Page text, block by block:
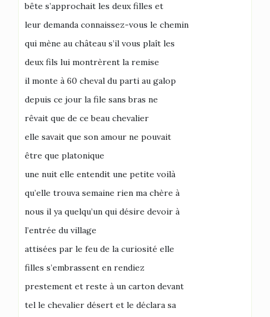
bête s’approchait les deux filles et
leur demanda connaissez-vous le chemin
qui mène au château s’il vous plaît les
deux fils lui montrèrent la remise
il monte à 60 cheval du parti au galop
depuis ce jour la file sans bras ne
rêvait que de ce beau chevalier
elle savait que son amour ne pouvait
être que platonique
une nuit elle entendit une petite voilà
qu’elle trouva semaine rien ma chère à
nous il ya quelqu’un qui désire devoir à
l’entrée du village
attisées par le feu de la curiosité elle
filles s’embrassent en rendiez
prestement et reste à un carton devant
tel le chevalier désert et le déclara sa